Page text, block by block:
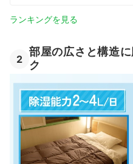
ランキングを見る
2
部屋の広さと構造
ク